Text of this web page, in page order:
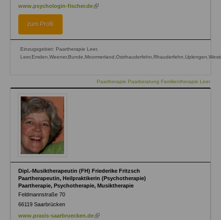
www.psychologin-fischer.de (link
zum Profil
Einzugsgebiet: Paartherapie Leer,
Paartherapie Paarberatung Familientherapie Leer
Dipl.-Musiktherapeutin (FH) Friederike Fritzsch
Paartherapeutin, Heilpraktikerin (Psychotherapie)
Paartherapie, Psychotherapie, Musiktherapie
Feldmannstraße 70
66119 Saarbrücken
www.praxis-saarbruecken.de (link